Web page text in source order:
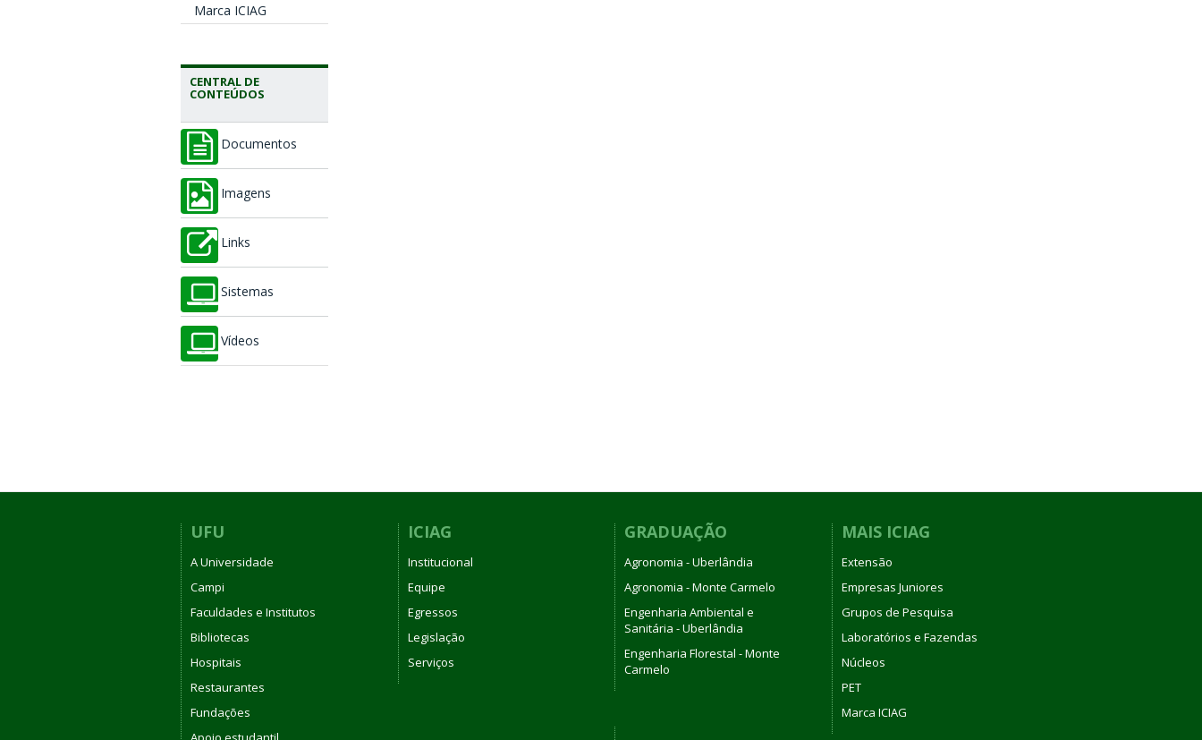
Marca ICIAG
CENTRAL DE
CONTEÚDOS
Documentos
Imagens
Links
Sistemas
Vídeos
UFU
A Universidade
Campi
Faculdades e Institutos
Bibliotecas
Hospitais
Restaurantes
Fundações
ICIAG
Institucional
Equipe
Egressos
Legislação
Serviços
GRADUAÇÃO
Agronomia - Uberlândia
Agronomia - Monte Carmelo
Engenharia Ambiental e
Sanitária - Uberlândia
Engenharia Florestal - Monte
Carmelo
MAIS ICIAG
Extensão
Empresas Juniores
Grupos de Pesquisa
Laboratórios e Fazendas
Núcleos
PET
Marca ICIAG